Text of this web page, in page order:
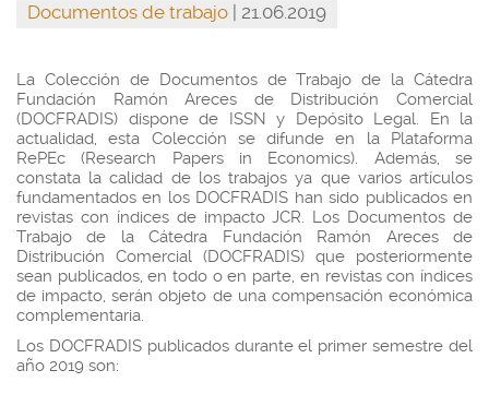
Documentos de trabajo | 21.06.2019
La Colección de Documentos de Trabajo de la Cátedra
Fundación Ramón Areces de Distribución Comercial
(DOCFRADIS) dispone de ISSN y Depósito Legal. En la
actualidad, esta Colección se difunde en la Plataforma
RePEc (Research Papers in Economics). Además, se
constata la calidad de los trabajos ya que varios artículos
fundamentados en los DOCFRADIS han sido publicados en
revistas con índices de impacto JCR. Los Documentos de
Trabajo de la Cátedra Fundación Ramón Areces de
Distribución Comercial (DOCFRADIS) que posteriormente
sean publicados, en todo o en parte, en revistas con índices
de impacto, serán objeto de una compensación económica
complementaria.
Los DOCFRADIS publicados durante el primer semestre del
año 2019 son: